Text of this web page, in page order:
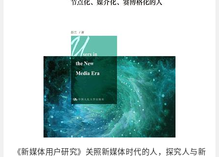
《新媒体用户研究》关照新媒体时代的人，探究人与新